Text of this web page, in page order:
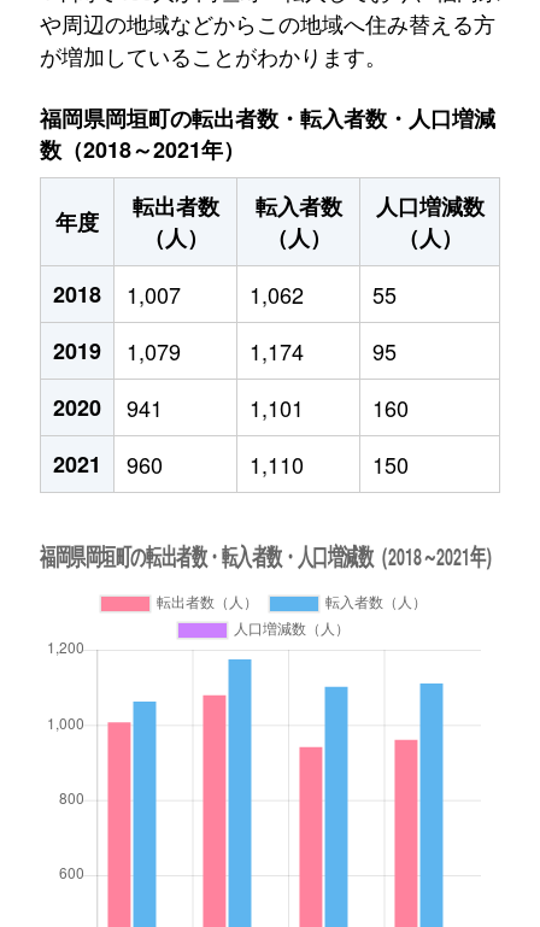
や周辺の地域などからこの地域へ住み替える方
が増加していることがわかります。
福岡県岡垣町の転出者数・転入者数・人口増減
数（2018～2021年）
年度
転出者数
（人）
転入者数
（人）
人口増減数
（人）
2018
1,007 1,062
55
2019
1,079 1,174
95
2020
941 1,101
160
2021
960 1,110 150